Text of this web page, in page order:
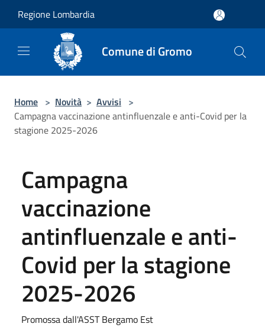
Regione Lombardia
Comune di Gromo
Home > Novità > Avvisi >
Campagna vaccinazione antinfluenzale e anti-Covid per la
stagione 2025-2026
Campagna
vaccinazione
antinfluenzale e anti-
Covid per la stagione
2025-2026
Promossa dall'ASST Bergamo Est